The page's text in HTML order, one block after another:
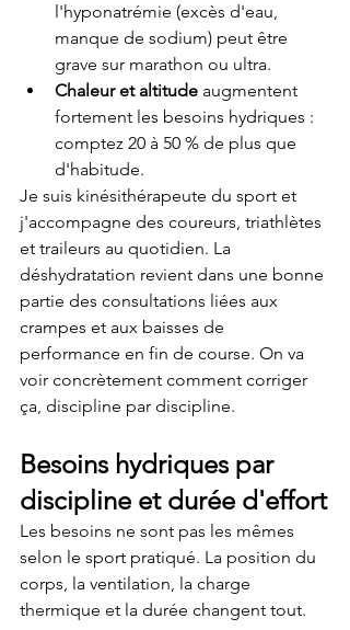
l'hyponatrémie (excès d'eau,
manque de sodium) peut être
grave sur marathon ou ultra.
Chaleur et altitude augmentent
fortement les besoins hydriques :
comptez 20 à 50 % de plus que
d'habitude.
Je suis kinésithérapeute du sport et
j'accompagne des coureurs, triathlètes
et traileurs au quotidien. La
déshydratation revient dans une bonne
partie des consultations liées aux
crampes et aux baisses de
performance en fin de course. On va
voir concrètement comment corriger
ça, discipline par discipline.
Besoins hydriques par
discipline et durée d'effort
Les besoins ne sont pas les mêmes
selon le sport pratiqué. La position du
corps, la ventilation, la charge
thermique et la durée changent tout.